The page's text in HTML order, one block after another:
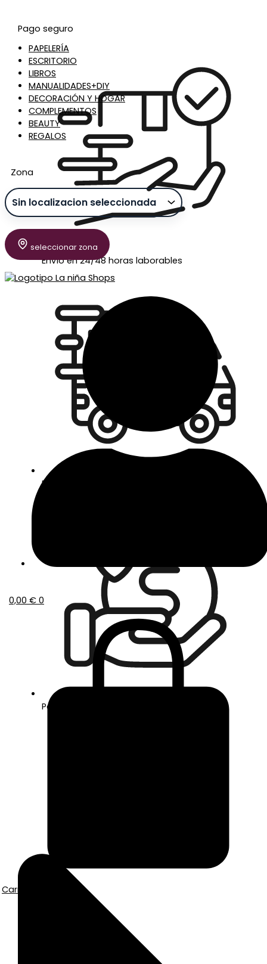
PAPELERÍA
ESCRITORIO
LIBROS
MANUALIDADES+DIY
DECORACIÓN Y HOGAR
COMPLEMENTOS
BEAUTY
REGALOS
Zona
seleccionar zona
0,00 € 0
Carrito
Pago seguro
Envío en 24/48 horas laborables
Envío gratis a partir de 50€ de compra
Pago seguro con Tarjeta o Bizum